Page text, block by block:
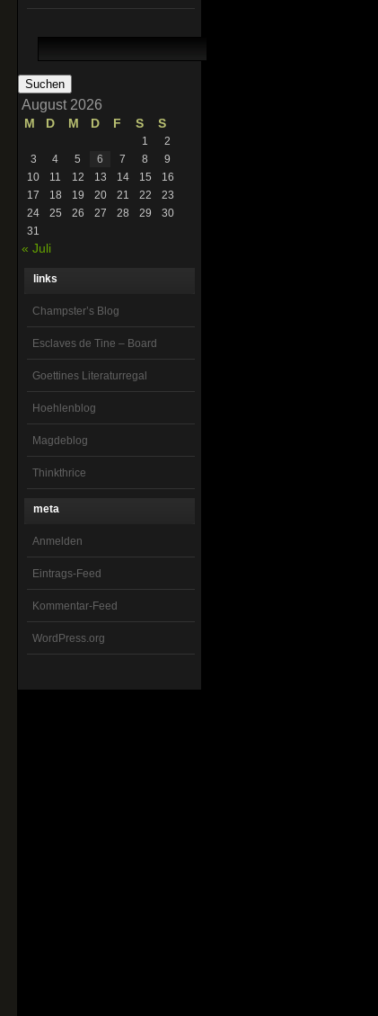
August 2026
M D M D F S S
1
2
3
4 5 6 7 8
9
10
11 12 13 14 15
16
17
18 19 20 21 22
23
24
25 26 27 28 29
30
31
« Juli
links
Champster’s Blog
Esclaves de Tine – Board
Goettines Literaturregal
Hoehlenblog
Magdeblog
Thinkthrice
meta
Anmelden
Eintrags-Feed
Kommentar-Feed
WordPress.org